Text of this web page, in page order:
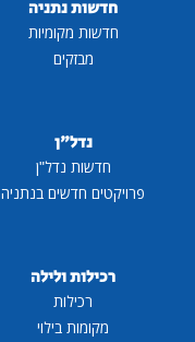
חדשות נתניה
חדשות מקומיות
מבזקים
נדל"ן
חדשות נדל"ן
פרויקטים חדשים בנתניה
רכילות ולילה
רכילות
מקומות בילוי